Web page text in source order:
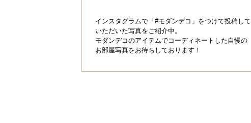
インスタグラムで「#モダンデコ」をつけて投稿して
いただいた写真をご紹介中。
モダンデコのアイテムでコーディネートした自慢の
お部屋写真をお待ちしております！